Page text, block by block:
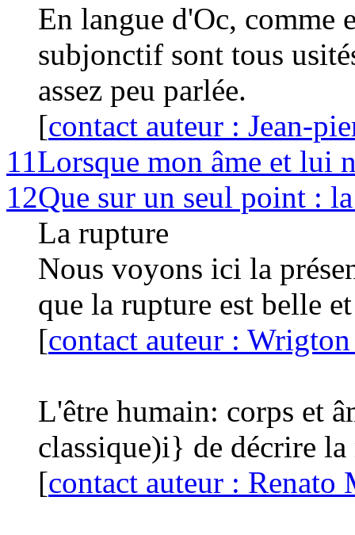
En langue d'Oc, comme
subjonctif sont tous
assez peu parlée.
[contact auteur : Jean-
11Lorsque mon âme et lui
12Que sur un seul point :
La rupture
Nous voyons ici la
que la rupture est belle
[contact auteur :
L'être humain: corps et
classique)i} de décrire
[contact auteur : Renato